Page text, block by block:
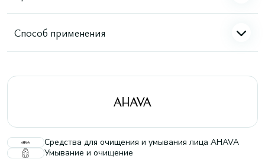
Способ применения
Средства для очищения и умывания лица AHAVA
Умывание и очищение